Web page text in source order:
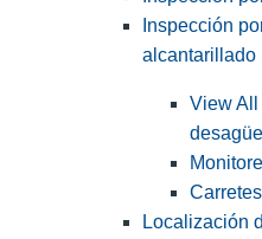
Inspección
alcantarillado
View All
Localización